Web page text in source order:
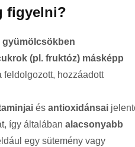
figyelni?
gyümölcsökben
(pl. fruktóz) másképp
feldolgozott, hozzáadott
és antioxidánsai
így általában alacsonyabb
egy sütemény vagy